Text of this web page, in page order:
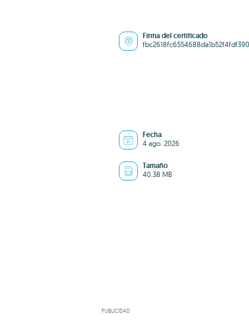
Firma del certificado
Fecha
4 ago. 2026
Tamaño
40.38 MB
PUBLICIDAD